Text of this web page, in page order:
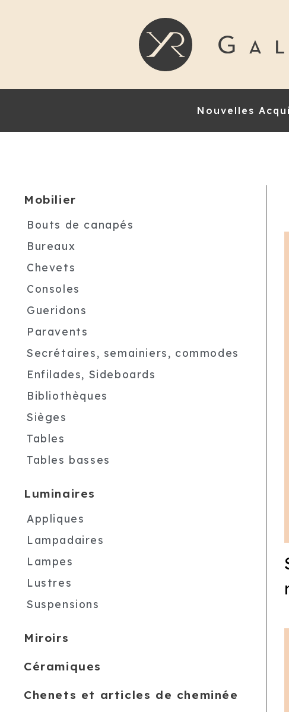
Nouvelles
Mobilier
Bouts de canapés
Bureaux
Chevets
Consoles
Gueridons
Paravents
Secrétaires, semainiers, commodes
Enfilades, Sideboards
Bibliothèques
Sièges
Tables
Tables basses
Luminaires
Appliques
Lampadaires
Lampes
Lustres
Suspensions
Miroirs
Céramiques
Chenets et articles de cheminée